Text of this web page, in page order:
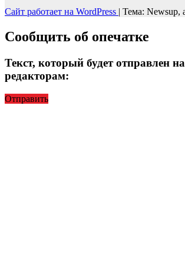
Сайт работает на WordPress | Тема: Newsup,
Сообщить об опечатке
Текст, который будет отправлен
редакторам:
Отправить